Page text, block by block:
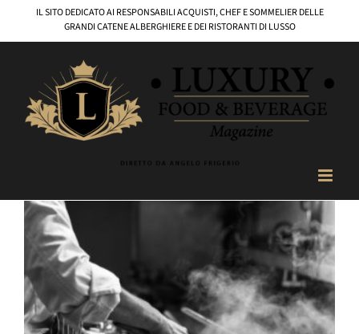
contenuto
IL SITO DEDICATO AI RESPONSABILI ACQUISTI, CHEF E SOMMELIER DELLE
GRANDI CATENE ALBERGHIERE E DEI RISTORANTI DI LUSSO